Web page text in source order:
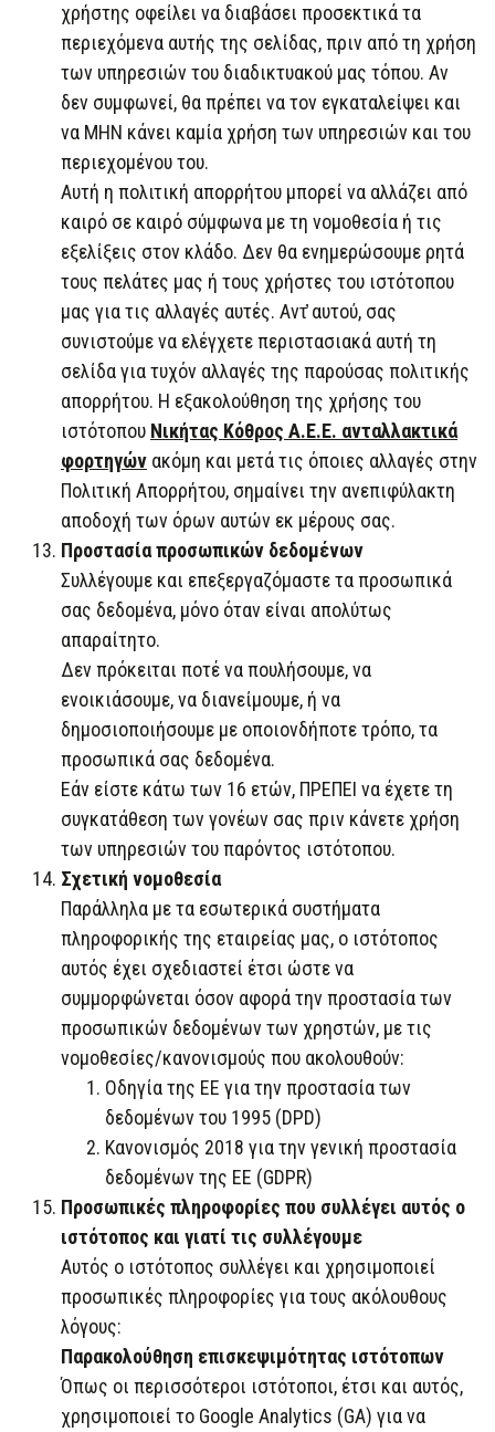
χρήστης οφείλει να διαβάσει προσεκτικά τα
περιεχόμενα αυτής της σελίδας, πριν από τη χρήση
των υπηρεσιών του διαδικτυακού μας τόπου. Αν
δεν συμφωνεί, θα πρέπει να τον εγκαταλείψει και
να ΜΗΝ κάνει καμία χρήση των υπηρεσιών και του
περιεχομένου του.
Αυτή η πολιτική απορρήτου μπορεί να αλλάζει από
καιρό σε καιρό σύμφωνα με τη νομοθεσία ή τις
εξελίξεις στον κλάδο. Δεν θα ενημερώσουμε ρητά
τους πελάτες μας ή τους χρήστες του ιστότοπου
μας για τις αλλαγές αυτές. Αντ̓ αυτού, σας
συνιστούμε να ελέγχετε περιστασιακά αυτή τη
σελίδα για τυχόν αλλαγές της παρούσας πολιτικής
απορρήτου. Η εξακολούθηση της χρήσης του
ιστότοπου Νικήτας Κόθρος Α.Ε.Ε. ανταλλακτικά
φορτηγών ακόμη και μετά τις όποιες αλλαγές στην
Πολιτική Απορρήτου, σημαίνει την ανεπιφύλακτη
αποδοχή των όρων αυτών εκ μέρους σας.
Προστασία προσωπικών δεδομένων
Συλλέγουμε και επεξεργαζόμαστε τα προσωπικά
σας δεδομένα, μόνο όταν είναι απολύτως
απαραίτητο.
Δεν πρόκειται ποτέ να πουλήσουμε, να
ενοικιάσουμε, να διανείμουμε, ή να
δημοσιοποιήσουμε με οποιονδήποτε τρόπο, τα
προσωπικά σας δεδομένα.
Εάν είστε κάτω των 16 ετών, ΠΡΕΠΕΙ να έχετε τη
συγκατάθεση των γονέων σας πριν κάνετε χρήση
των υπηρεσιών του παρόντος ιστότοπου.
Σχετική νομοθεσία
Παράλληλα με τα εσωτερικά συστήματα
πληροφορικής της εταιρείας μας, ο ιστότοπος
αυτός έχει σχεδιαστεί έτσι ώστε να
συμμορφώνεται όσον αφορά την προστασία των
προσωπικών δεδομένων των χρηστών, με τις
νομοθεσίες/κανονισμούς που ακολουθούν:
Οδηγία της ΕΕ για την προστασία των
δεδομένων του 1995 (DPD)
Κανονισμός 2018 για την γενική προστασία
δεδομένων της ΕΕ (GDPR)
Προσωπικές πληροφορίες που συλλέγει αυτός ο
ιστότοπος και γιατί τις συλλέγουμε
Αυτός ο ιστότοπος συλλέγει και χρησιμοποιεί
προσωπικές πληροφορίες για τους ακόλουθους
λόγους:
Παρακολούθηση επισκεψιμότητας ιστότοπων
Όπως οι περισσότεροι ιστότοποι, έτσι και αυτός,
χρησιμοποιεί το Google Analytics (GA) για να